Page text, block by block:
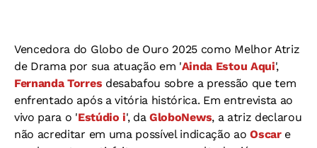
Vencedora do Globo de Ouro 2025 como Melhor Atriz
de Drama por sua atuação em 'Ainda Estou Aqui',
Fernanda Torres desabafou sobre a pressão que tem
enfrentado após a vitória histórica. Em entrevista ao
vivo para o 'Estúdio i', daGloboNews, a atriz declarou
não acreditar em uma possível indicação aoOscare